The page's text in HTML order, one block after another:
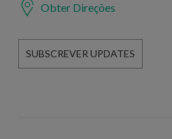
Obter Direções
SUBSCREVER UPDATES